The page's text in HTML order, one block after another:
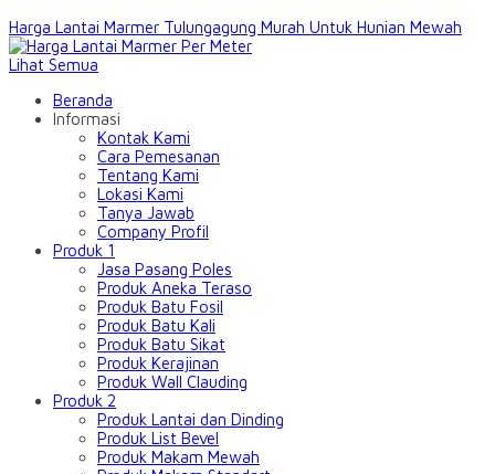
Harga Lantai Marmer Tulungagung Murah Untuk Hunian Mewah
Lihat Semua
Beranda
Informasi
Kontak Kami
Cara Pemesanan
Tentang Kami
Lokasi Kami
Tanya Jawab
Company Profil
Produk 1
Jasa Pasang Poles
Produk Aneka Teraso
Produk Batu Fosil
Produk Batu Kali
Produk Batu Sikat
Produk Kerajinan
Produk Wall Clauding
Produk 2
Produk Lantai dan Dinding
Produk List Bevel
Produk Makam Mewah